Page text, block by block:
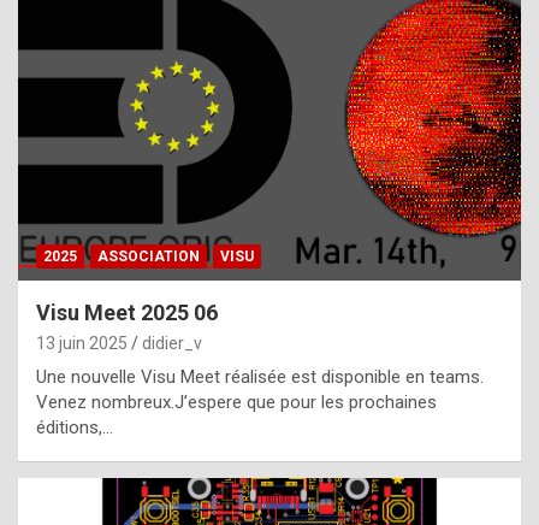
h
a
t
t
e
b
2025 ASSOCIATION VISU
Visu Meet 2025 06
13 juin 2025 didier_v
Une nouvelle Visu Meet réalisée est disponible en teams.
Venez nombreux.J’espere que pour les prochaines
éditions,…